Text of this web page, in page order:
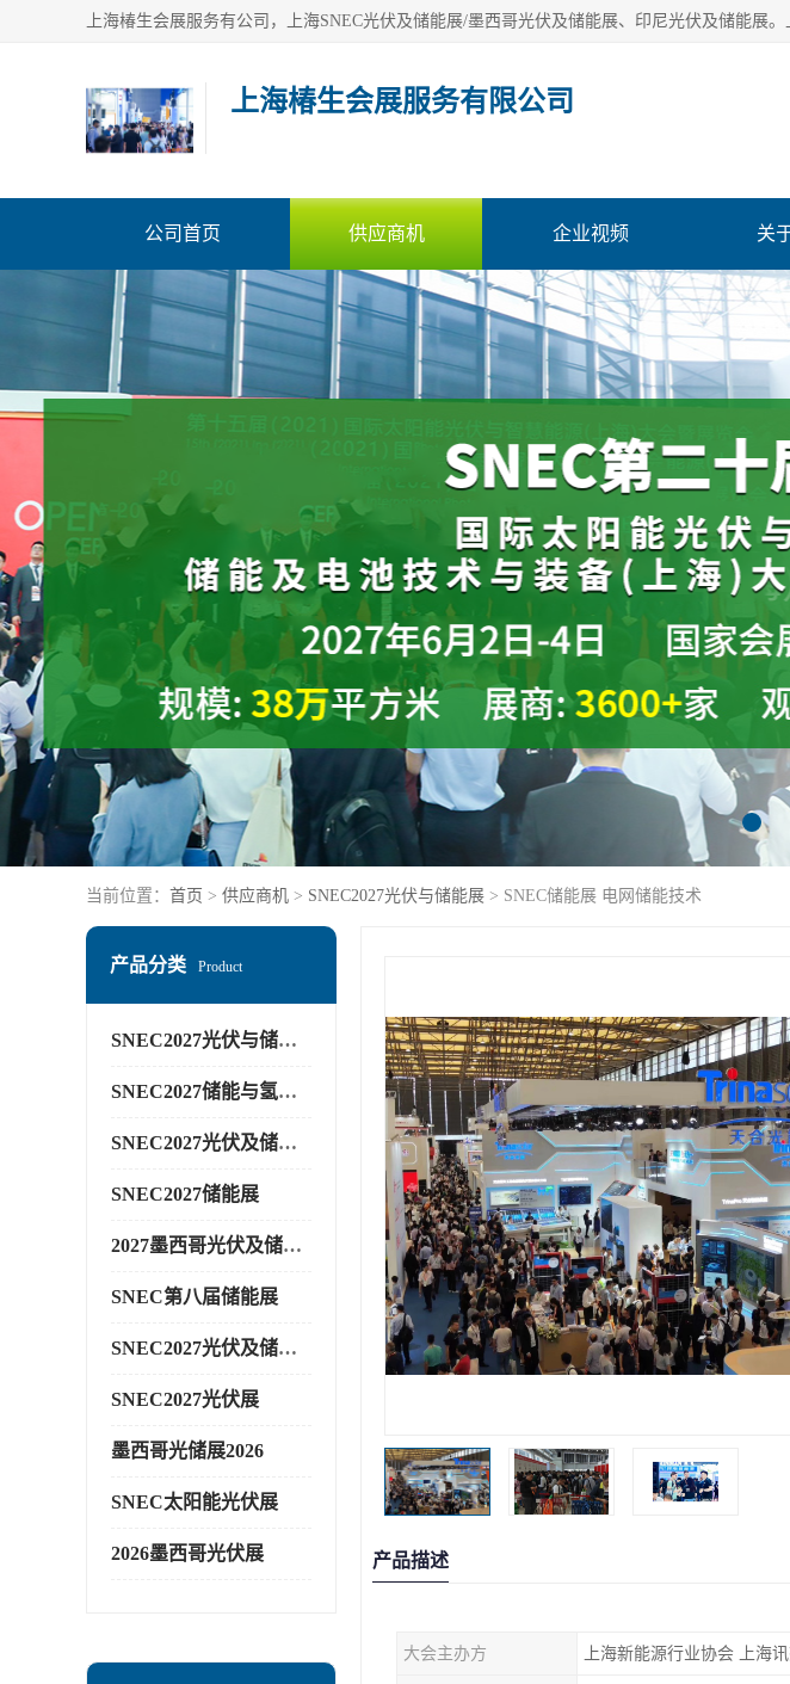
上海椿生会展服务有限公司
公司首页 供应商机 企业视频 关
当前位置： 首页 > 供应商机 > SNEC2027光伏与储能展 > SNEC储能展 电网储能技术
产品分类 Product
SNEC2027光伏与储能展
SNEC2027储能与氢能展
SNEC2027光伏及储能展
SNEC2027储能展
2027墨西哥光伏及储能展
SNEC第八届储能展
SNEC2027光伏及储能展
SNEC2027光伏展
墨西哥光储展2026
SNEC太阳能光伏展
2026墨西哥光伏展 产品描述
大会主办方 上海新能源行业协会 上海